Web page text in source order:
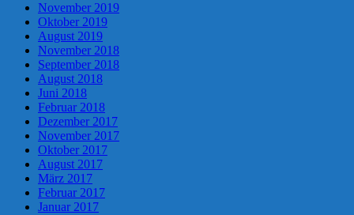
November 2019
Oktober 2019
August 2019
November 2018
September 2018
August 2018
Juni 2018
Februar 2018
Dezember 2017
November 2017
Oktober 2017
August 2017
März 2017
Februar 2017
Januar 2017